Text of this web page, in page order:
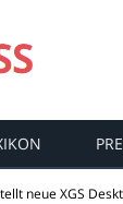
neue XGS